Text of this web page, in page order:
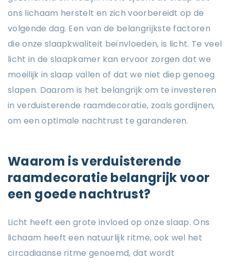
ons lichaam herstelt en zich voorbereidt op de
volgende dag. Een van de belangrijkste factoren
die onze slaapkwaliteit beïnvloeden, is licht. Te veel
licht in de slaapkamer kan ervoor zorgen dat we
moeilijk in slaap vallen of dat we niet diep genoeg
slapen. Daarom is het belangrijk om te investeren
in verduisterende raamdecoratie, zoals gordijnen,
om een optimale nachtrust te garanderen.
Waarom is verduisterende
raamdecoratie belangrijk voor
een goede nachtrust?
Licht heeft een grote invloed op onze slaap. Ons
lichaam heeft een natuurlijk ritme, ook wel het
circadiaanse ritme genoemd, dat wordt